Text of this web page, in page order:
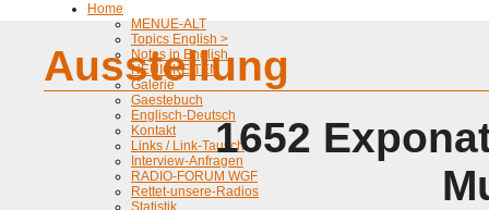
Home
MENUE-ALT
Topics English >
Notes in English
NEUIGKEITEN
Galerie
Gaestebuch
Englisch-Deutsch
Kontakt
Links / Link-Tausch
Interview-Anfragen
RADIO-FORUM WGF
Rettet-unsere-Radios
Statistik
Ausstellung
1652